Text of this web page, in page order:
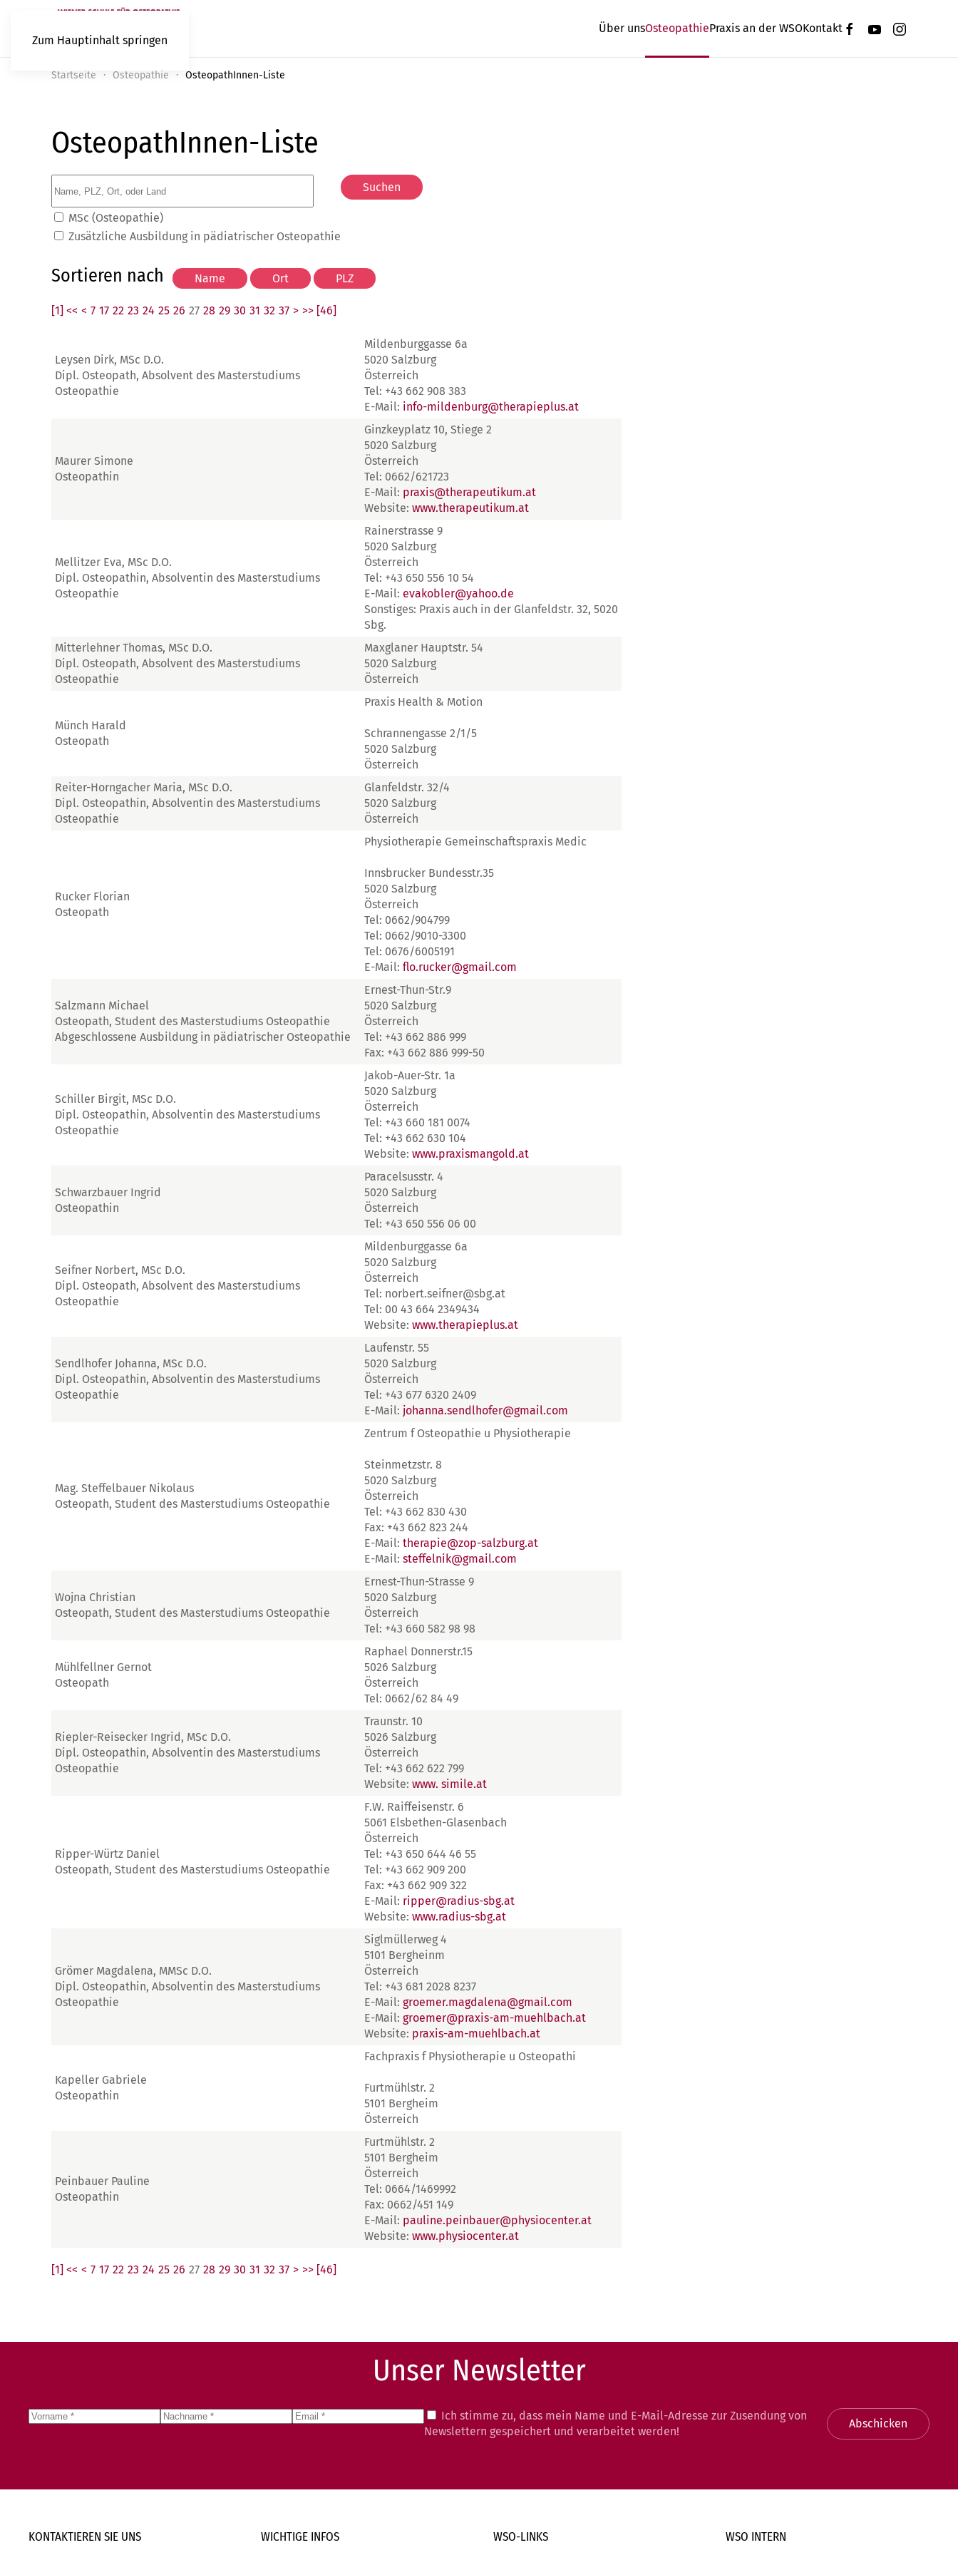
Zum Hauptinhalt springen
Über unsOsteopathiePraxis an der WSOKontakt
Startseite Osteopathie OsteopathInnen-Liste
OsteopathInnen-Liste
MSc (Osteopathie)
Zusätzliche Ausbildung in pädiatrischer Osteopathie
Sortieren nach
[1] << < 7 17 22 23 24 25 26 27 28 29 30 31 32 37 > >> [46]
Leysen Dirk, MSc D.O.
Dipl. Osteopath, Absolvent des Masterstudiums
Osteopathie
Mildenburggasse 6a
5020 Salzburg
Österreich
Tel: +43 662 908 383
E-Mail: info-mildenburg@therapieplus.at
Maurer Simone
Osteopathin
Ginzkeyplatz 10, Stiege 2
5020 Salzburg
Österreich
Tel: 0662/621723
E-Mail: praxis@therapeutikum.at
Website: www.therapeutikum.at
Mellitzer Eva, MSc D.O.
Dipl. Osteopathin, Absolventin des Masterstudiums
Osteopathie
Rainerstrasse 9
5020 Salzburg
Österreich
Tel: +43 650 556 10 54
E-Mail: evakobler@yahoo.de
Sonstiges: Praxis auch in der Glanfeldstr. 32, 5020
Sbg.
Mitterlehner Thomas, MSc D.O.
Dipl. Osteopath, Absolvent des Masterstudiums
Osteopathie
Maxglaner Hauptstr. 54
5020 Salzburg
Österreich
Münch Harald
Osteopath
Praxis Health & Motion
Schrannengasse 2/1/5
5020 Salzburg
Österreich
Reiter-Horngacher Maria, MSc D.O.
Dipl. Osteopathin, Absolventin des Masterstudiums
Osteopathie
Glanfeldstr. 32/4
5020 Salzburg
Österreich
Rucker Florian
Osteopath
Physiotherapie Gemeinschaftspraxis Medic
Innsbrucker Bundesstr.35
5020 Salzburg
Österreich
Tel: 0662/904799
Tel: 0662/9010-3300
Tel: 0676/6005191
E-Mail: flo.rucker@gmail.com
Salzmann Michael
Osteopath, Student des Masterstudiums Osteopathie
Abgeschlossene Ausbildung in pädiatrischer Osteopathie
Ernest-Thun-Str.9
5020 Salzburg
Österreich
Tel: +43 662 886 999
Fax: +43 662 886 999-50
Schiller Birgit, MSc D.O.
Dipl. Osteopathin, Absolventin des Masterstudiums
Osteopathie
Jakob-Auer-Str. 1a
5020 Salzburg
Österreich
Tel: +43 660 181 0074
Tel: +43 662 630 104
Website: www.praxismangold.at
Schwarzbauer Ingrid
Osteopathin
Paracelsusstr. 4
5020 Salzburg
Österreich
Tel: +43 650 556 06 00
Seifner Norbert, MSc D.O.
Dipl. Osteopath, Absolvent des Masterstudiums
Osteopathie
Mildenburggasse 6a
5020 Salzburg
Österreich
Tel: norbert.seifner@sbg.at
Tel: 00 43 664 2349434
Website: www.therapieplus.at
Sendlhofer Johanna, MSc D.O.
Dipl. Osteopathin, Absolventin des Masterstudiums
Osteopathie
Laufenstr. 55
5020 Salzburg
Österreich
Tel: +43 677 6320 2409
E-Mail: johanna.sendlhofer@gmail.com
Mag. Steffelbauer Nikolaus
Osteopath, Student des Masterstudiums Osteopathie
Zentrum f Osteopathie u Physiotherapie
Steinmetzstr. 8
5020 Salzburg
Österreich
Tel: +43 662 830 430
Fax: +43 662 823 244
E-Mail: therapie@zop-salzburg.at
E-Mail: steffelnik@gmail.com
Wojna Christian
Osteopath, Student des Masterstudiums Osteopathie
Ernest-Thun-Strasse 9
5020 Salzburg
Österreich
Tel: +43 660 582 98 98
Mühlfellner Gernot
Osteopath
Raphael Donnerstr.15
5026 Salzburg
Österreich
Tel: 0662/62 84 49
Riepler-Reisecker Ingrid, MSc D.O.
Dipl. Osteopathin, Absolventin des Masterstudiums
Osteopathie
Traunstr. 10
5026 Salzburg
Österreich
Tel: +43 662 622 799
Website: www. simile.at
Ripper-Würtz Daniel
Osteopath, Student des Masterstudiums Osteopathie
F.W. Raiffeisenstr. 6
5061 Elsbethen-Glasenbach
Österreich
Tel: +43 650 644 46 55
Tel: +43 662 909 200
Fax: +43 662 909 322
E-Mail: ripper@radius-sbg.at
Website: www.radius-sbg.at
Grömer Magdalena, MMSc D.O.
Dipl. Osteopathin, Absolventin des Masterstudiums
Osteopathie
Siglmüllerweg 4
5101 Bergheinm
Österreich
Tel: +43 681 2028 8237
E-Mail: groemer.magdalena@gmail.com
E-Mail: groemer@praxis-am-muehlbach.at
Website: praxis-am-muehlbach.at
Kapeller Gabriele
Osteopathin
Fachpraxis f Physiotherapie u Osteopathi
Furtmühlstr. 2
5101 Bergheim
Österreich
Peinbauer Pauline
Osteopathin
Furtmühlstr. 2
5101 Bergheim
Österreich
Tel: 0664/1469992
Fax: 0662/451 149
E-Mail: pauline.peinbauer@physiocenter.at
Website: www.physiocenter.at
[1] << < 7 17 22 23 24 25 26 27 28 29 30 31 32 37 > >> [46]
Unser Newsletter
Ich stimme zu, dass mein Name und E-Mail-Adresse zur Zusendung von
Newslettern gespeichert und verarbeitet werden!
Abschicken
KONTAKTIEREN SIE UNS WICHTIGE INFOS WSO-LINKS WSO INTERN